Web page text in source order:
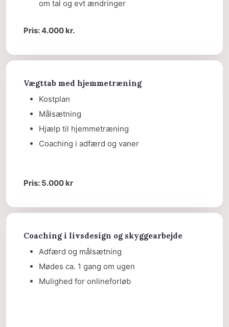
om tal og evt ændringer
Pris: 4.000 kr.
Vægttab med hjemmetræning
Kostplan
Målsætning
Hjælp til hjemmetræning
Coaching i adfærd og vaner
Pris: 5.000 kr
Coaching i livsdesign og skyggearbejde
Adfærd og målsætning
Mødes ca. 1 gang om ugen
Mulighed for onlineforløb